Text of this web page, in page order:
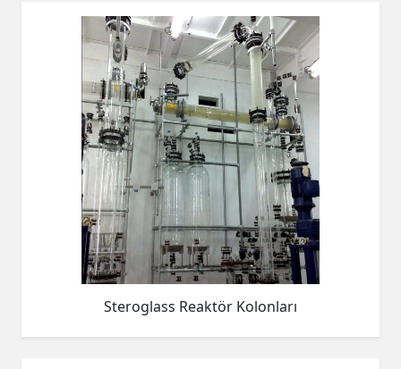
Steroglass Reaktör Kolonları